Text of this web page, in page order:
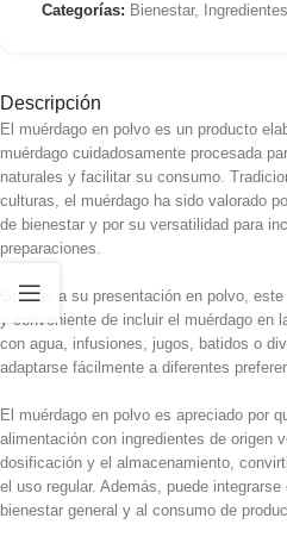
Categorías: Bienestar,
Descripción
El muérdago en polvo es un producto
muérdago cuidadosamente procesada
naturales y facilitar su consumo.
culturas, el muérdago ha sido valorado
de bienestar y por su versatilidad para
preparaciones.
Gracias a su presentación en polvo,
y conveniente de incluir el muérdago en
con agua, infusiones, jugos, batidos o
adaptarse fácilmente a diferentes
El muérdago en polvo es apreciado por
alimentación con ingredientes de origen
dosificación y el almacenamiento,
el uso regular. Además, puede
bienestar general y al consumo de